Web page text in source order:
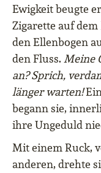
Ewigkeit beugte
Zigarette auf
den Ellenbogen
den Fluss. Meine
an? Sprich,
länger warten!
begann sie,
ihre Ungeduld
Mit einem Ruck,
anderen, drehte